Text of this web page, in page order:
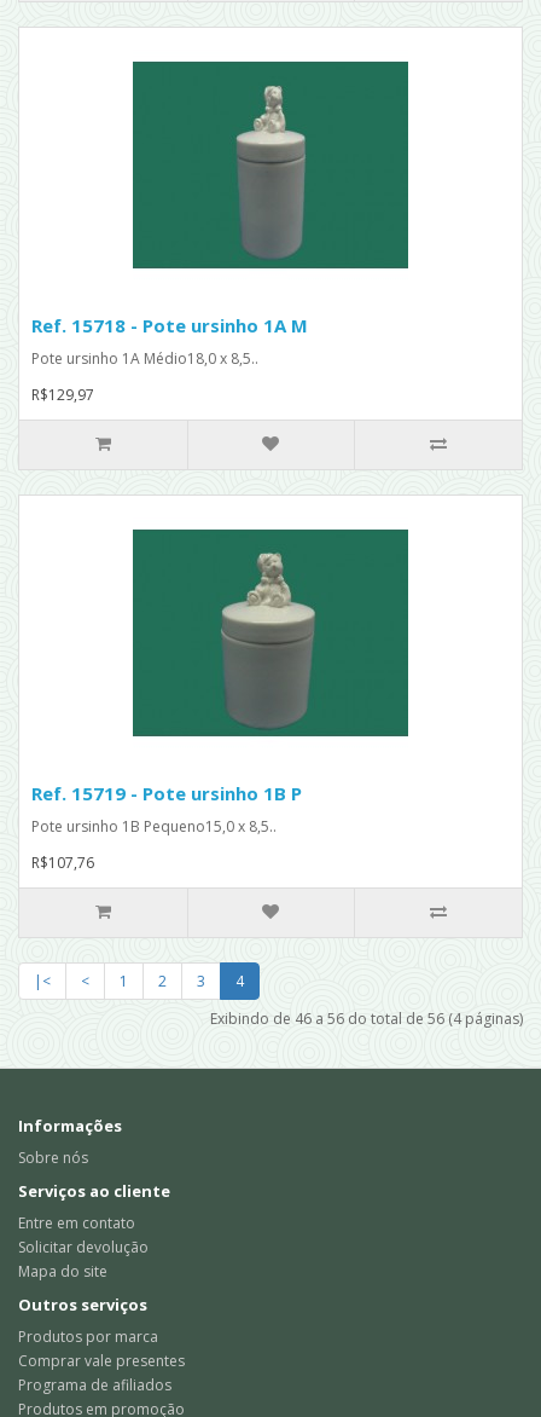
Ref. 15718 - Pote ursinho 1A M
Pote ursinho 1A Médio18,0 x 8,5..
R$129,97
Ref. 15719 - Pote ursinho 1B P
Pote ursinho 1B Pequeno15,0 x 8,5..
R$107,76
|< < 1 2 3
4
Exibindo de 46 a 56 do total de 56 (4 páginas)
Informações
Sobre nós
Serviços ao cliente
Entre em contato
Solicitar devolução
Mapa do site
Outros serviços
Produtos por marca
Comprar vale presentes
Programa de afiliados
Produtos em promoção